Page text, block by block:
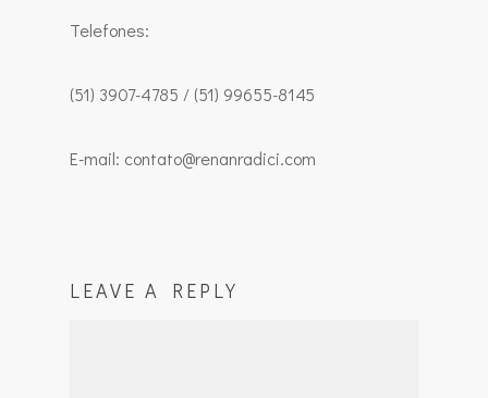
Telefones:
(51) 3907-4785 / (51) 99655-8145
E-mail: contato@renanradici.com
LEAVE A REPLY